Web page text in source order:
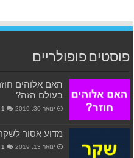
פוסטים פופולריים
האם אלוהים
בעולם הזה?
ינואר 30, 2019 1
מדוע אסור
ינואר 13, 2019 1